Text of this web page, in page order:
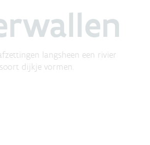
langsheen een rivier
dijkje vormen.